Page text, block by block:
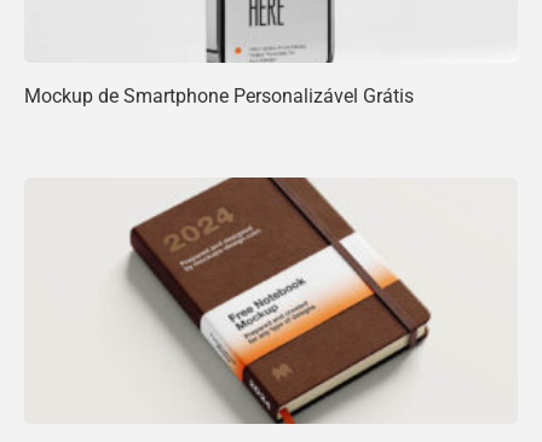
Mockup de Smartphone Personalizável Grátis